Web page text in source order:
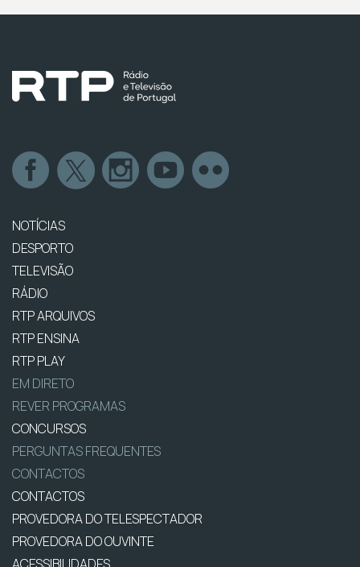
NOTÍCIAS
DESPORTO
TELEVISÃO
RÁDIO
RTP ARQUIVOS
RTP ENSINA
RTP PLAY
EM DIRETO
REVER PROGRAMAS
CONCURSOS
PERGUNTAS FREQUENTES
CONTACTOS
CONTACTOS
PROVEDORA DO TELESPECTADOR
PROVEDORA DO OUVINTE